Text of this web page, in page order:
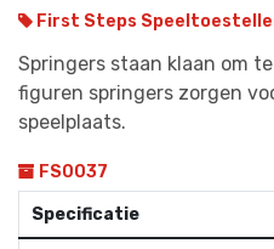
First Steps
Springers staan klaan om
figuren springers zorgen
speelplaats.
FS0037
Specificatie